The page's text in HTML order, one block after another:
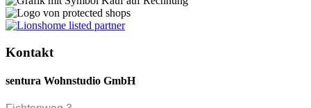
Kontakt
sentura Wohnstudio GmbH